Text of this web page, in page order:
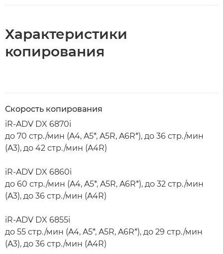
Характеристики
копирования
Скорость копирования
iR-ADV DX 6870i
до 70 стр./мин (A4, A5*, A5R, A6R*), до 36 стр./мин
(A3), до 42 стр./мин (A4R)
iR-ADV DX 6860i
до 60 стр./мин (A4, A5*, A5R, A6R*), до 32 стр./мин
(A3), до 36 стр./мин (A4R)
iR-ADV DX 6855i
до 55 стр./мин (A4, A5*, A5R, A6R*), до 29 стр./мин
(A3), до 36 стр./мин (A4R)